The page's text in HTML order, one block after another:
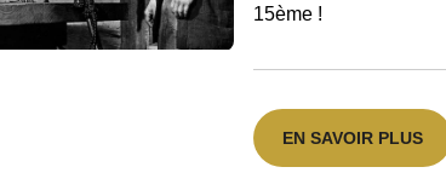
15ème !
EN SAVOIR PLUS